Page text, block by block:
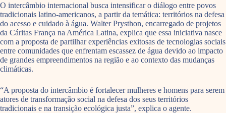
O intercâmbio internacional busca intensificar o diálogo entre povos
tradicionais latino-americanos, a partir da temática: territórios na defesa
do acesso e cuidado à água. Walter Prysthon, encarregado de projetos
da Cáritas França na América Latina, explica que essa iniciativa nasce
com a proposta de partilhar experiências exitosas de tecnologias sociais
entre comunidades que enfrentam escassez de água devido ao impacto
de grandes empreendimentos na região e ao contexto das mudanças
climáticas.
“A proposta do intercâmbio é fortalecer mulheres e homens para serem
atores de transformação social na defesa dos seus territórios
tradicionais e na transição ecológica justa”, explica o agente.